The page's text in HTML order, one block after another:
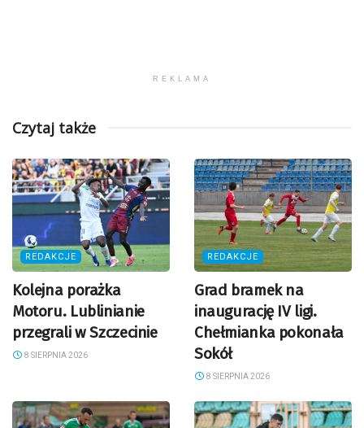
REKLAMA
Czytaj także
REDAKCJE
Kolejna porażka
Motoru. Lublinianie
przegrali w Szczecinie
8 SIERPNIA 2026
REDAKCJE
Grad bramek na
inaugurację IV ligi.
Chełmianka pokonała
Sokół
8 SIERPNIA 2026